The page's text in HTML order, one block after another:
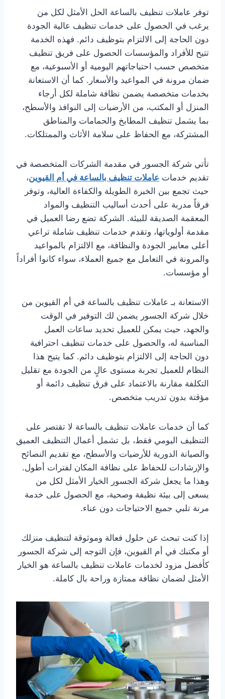
توفر عاملات تنظيف بالساعة الحل الأمثل لكل من
يرغب في الحصول على خدمات تنظيف عالية الجودة
دون الحاجة إلى الالتزام بتوظيف دائم. فهذه الخدمة
تتيح للأفراد والمؤسسات الحصول على فريق تنظيف
متخصص حسب احتياجاتهم اليومية أو الأسبوعية، مع
ضمان مرونة في المواعيد والأسعار. كما أن الاستعانة
بخدمات متخصصة يضمن نظافة شاملة لكل أرجاء
المنزل أو المكتب، من الأرضيات إلى النوافذ والأسطح،
بما يشمل تنظيف المطابخ والحمامات والمناطق
المشتركة، مع الحفاظ على سلامة الأثاث والممتلكات.
تأتي شركة الجسور في مقدمة الشركات المتخصصة في
تقديم خدمات عاملات تنظيف بالساعة في أم القيوين،
حيث تجمع بين الخبرة الطويلة والكفاءة العالية، وتوفر
فرقاً مدربة على أحدث أساليب التنظيف والمواد
المعقمة الصديقة للبيئة. الشركة تضع رضا العميل في
مقدمة أولوياتها، وتقدم خدمات تنظيف شاملة تراعي
أعلى معايير الجودة والنظافة، مع الالتزام بالمواعيد
والمرونة في التعامل مع جميع العملاء، سواء كانوا أفراداً
أو مؤسسات.
الاستعانة بـ عاملات تنظيف بالساعة في أم القيوين من
خلال شركة الجسور يضمن لك التوفير في الوقت
والجهد، حيث يمكن للعميل تحديد ساعات العمل
المناسبة له، والحصول على خدمات تنظيف احترافية
دون الحاجة إلى الالتزام بتوظيف دائم. كما يتيح هذا
النظام للعميل تجربة مستوى عالٍ من الجودة مع تقليل
التكلفة مقارنة بالاعتماد على فرق تنظيف دائمة أو
مؤقتة بدون تدريب متخصص.
كما أن خدمات عاملات تنظيف بالساعة لا تقتصر على
التنظيف اليومي فقط، بل تشمل أعمال التنظيف العميق
والصيانة الدورية للأرضيات والأسطح، مع تقديم النصائح
والإرشادات للحفاظ على نظافة المكان لفترات أطول.
وهذا ما يجعل شركة الجسور الخيار الأمثل لكل من
يسعى إلى بيئة نظيفة وصحية، مع الحصول على خدمة
مرنة تلبي جميع الاحتياجات دون عناء.
إذا كنت تبحث عن حلول فعالة وموثوقة لتنظيف منزلك
أو مكتبك في أم القيوين، فإن التوجه إلى شركة الجسور
كأفضل مزود لخدمات عاملات تنظيف بالساعة هو الخيار
الأمثل لضمان نظافة ممتازة وراحة بال كاملة.